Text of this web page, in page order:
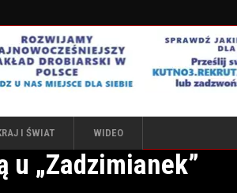
I ŚWIAT WIDEO
u „Zadzimianek”